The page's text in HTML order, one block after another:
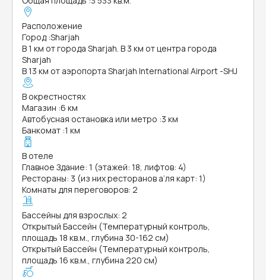
Расположение
Город :Sharjah
В 1 км от города Sharjah. В 3 км от центра города
Sharjah
В 13 км от аэропорта Sharjah International Airport -SHJ
В окрестностях
Магазин :6 км
Автобусная остановка или метро :3 км
Банкомат :1 км
В отеле
Главное Здание: 1 (этажей: 18, лифтов: 4)
Рестораны: 3 (из них ресторанов а’ля карт: 1)
Комнаты для переговоров: 2
Бассейны для взрослых: 2
Открытый Бассейн (Температурный контроль,
площадь 18 кв.м., глубина 30-162 см)
Открытый Бассейн (Температурный контроль,
площадь 16 кв.м., глубина 220 см)